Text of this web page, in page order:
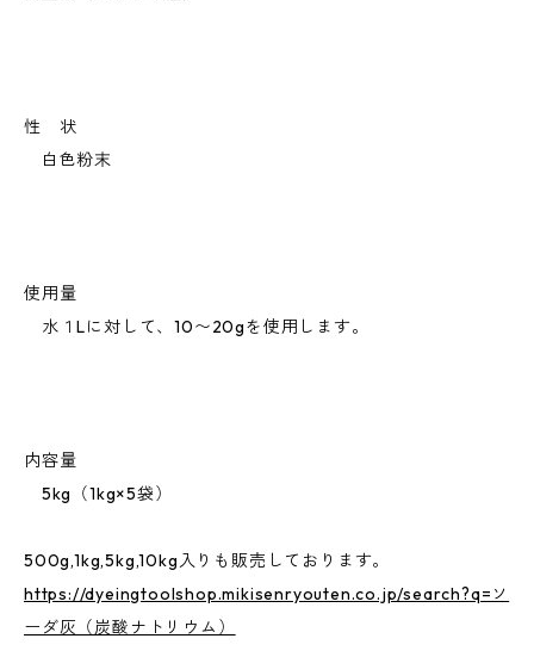
性 状
白色粉末
使用量
水１Lに対して、10〜20gを使用します。
内容量
5kg（1kg×5袋）
500g,1kg,5kg,10kg入りも販売しております。
https://dyeingtoolshop.mikisenryouten.co.jp/search?q=ソ
ーダ灰（炭酸ナトリウム）